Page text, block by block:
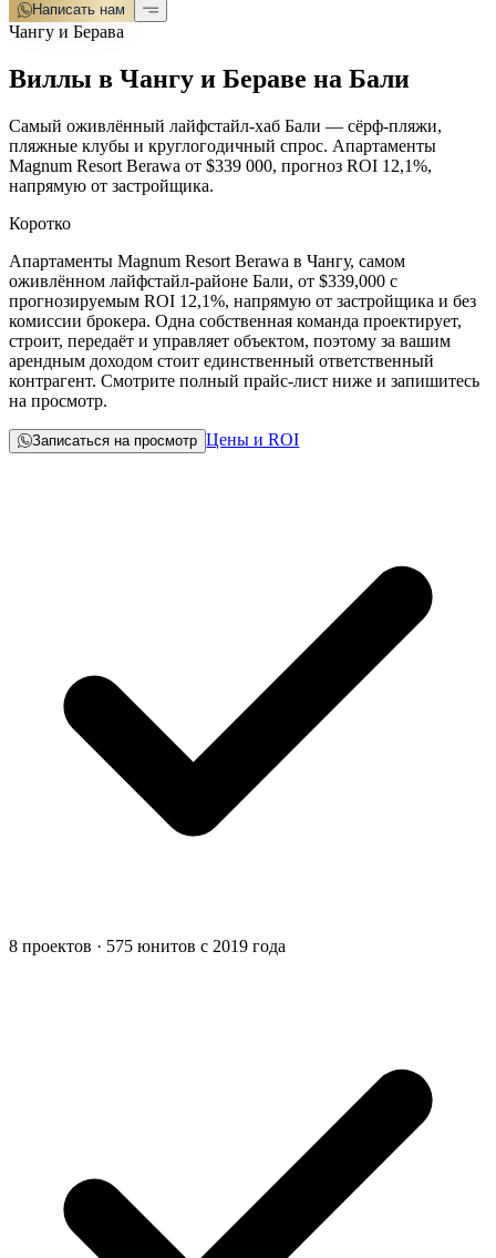
Написать нам
Чангу и Берава
Виллы в Чангу и Бераве на Бали
Самый оживлённый лайфстайл-хаб Бали — сёрф-пляжи,
пляжные клубы и круглогодичный спрос. Апартаменты
Magnum Resort Berawa от $339 000, прогноз ROI 12,1%,
напрямую от застройщика.
Коротко
Апартаменты Magnum Resort Berawa в Чангу, самом
оживлённом лайфстайл-районе Бали, от $339,000 с
прогнозируемым ROI 12,1%, напрямую от застройщика и без
комиссии брокера. Одна собственная команда проектирует,
строит, передаёт и управляет объектом, поэтому за вашим
арендным доходом стоит единственный ответственный
контрагент. Смотрите полный прайс-лист ниже и запишитесь
на просмотр.
Записаться на просмотр Цены и ROI
8 проектов · 575 юнитов с 2019 года